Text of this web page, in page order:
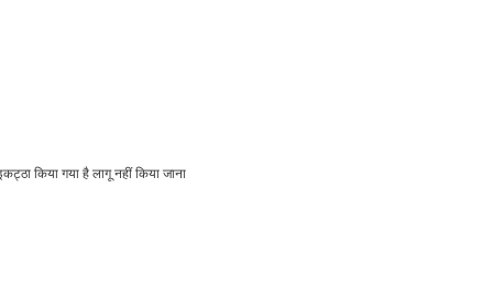
किया गया है लागू नहीं किया जाना